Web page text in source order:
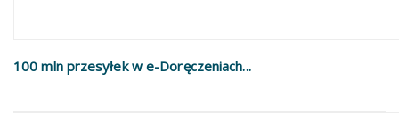
100 mln przesyłek w e-Doręczeniach...